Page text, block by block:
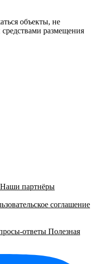
объекты, не
размещения
Наши партнёры
соглашение
ответы Полезная